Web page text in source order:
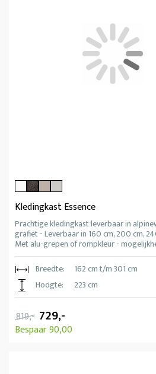
Kledingkast Essence
Prachtige kledingkast leverbaar in
grafiet - Leverbaar in 160 cm, 200 cm,
Met alu-grepen of rompkleur -
Breedte:
162 cm t/m 301 cm
Hoogte:
223 cm
819,- 729,-
Bespaar 90,00